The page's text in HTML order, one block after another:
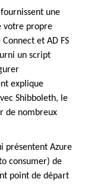
une
votre propre
et AD FS
un script
explique
Shibboleth, le
de nombreux
présentent Azure
consumer) de
point de départ